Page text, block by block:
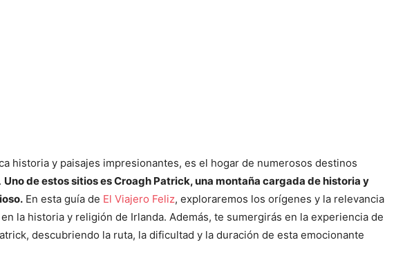
historia y paisajes impresionantes, es el hogar de numerosos destinos
Uno de estos sitios es Croagh Patrick, una montaña cargada de historia y
En esta guía de El Viajero Feliz, exploraremos los orígenes y la relevancia
la historia y religión de Irlanda. Además, te sumergirás en la experiencia de
descubriendo la ruta, la dificultad y la duración de esta emocionante